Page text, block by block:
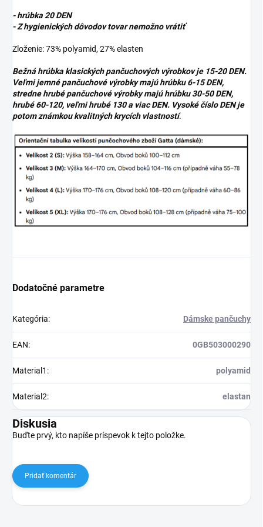
- hrúbka 20 DEN
- Z hygienických dôvodov tovar nemožno vrátiť
Zloženie: 73% polyamid, 27% elasten
Bežná hrúbka klasických pančuchových výrobkov je 15-20 DEN.
Veľmi jemné pančuchové výrobky majú hrúbku 6-15 DEN,
stredne hrubé pančuchové výrobky majú hrúbku 30-50 DEN,
hrubé 60-120, veľmi hrubé 130 a viac DEN. Vysoké číslo DEN je
potom známkou kvalitných krycích vlastností.
Dodatočné parametre
Kategória: Dámske pančuchy
EAN: 0GB503000290
Material1 : polyamid
Material2: elastan
Diskusia
Buďte prvý, kto napíše príspevok k tejto položke.
Pridať komentár